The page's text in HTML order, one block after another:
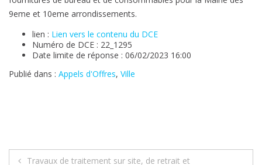
9eme et 10eme arrondissements.
lien : Lien vers le contenu du DCE
Numéro de DCE : 22_1295
Date limite de réponse : 06/02/2023 16:00
Publié dans : Appels d'Offres, Ville
Travaux de traitement sur site, de retrait et